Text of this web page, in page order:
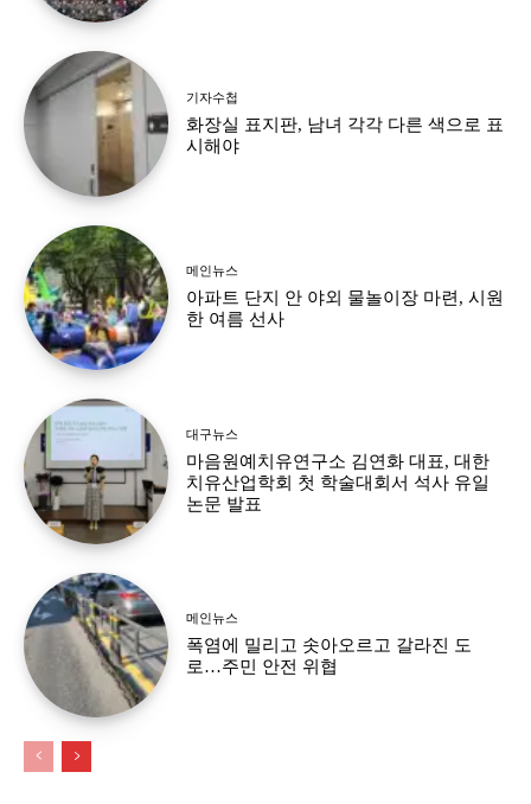
기자수첩
화장실 표지판, 남녀 각각 다른 색으로 표
시해야
메인뉴스
아파트 단지 안 야외 물놀이장 마련, 시원
한 여름 선사
대구뉴스
마음원예치유연구소 김연화 대표, 대한
치유산업학회 첫 학술대회서 석사 유일
논문 발표
메인뉴스
폭염에 밀리고 솟아오르고 갈라진 도
로…주민 안전 위협